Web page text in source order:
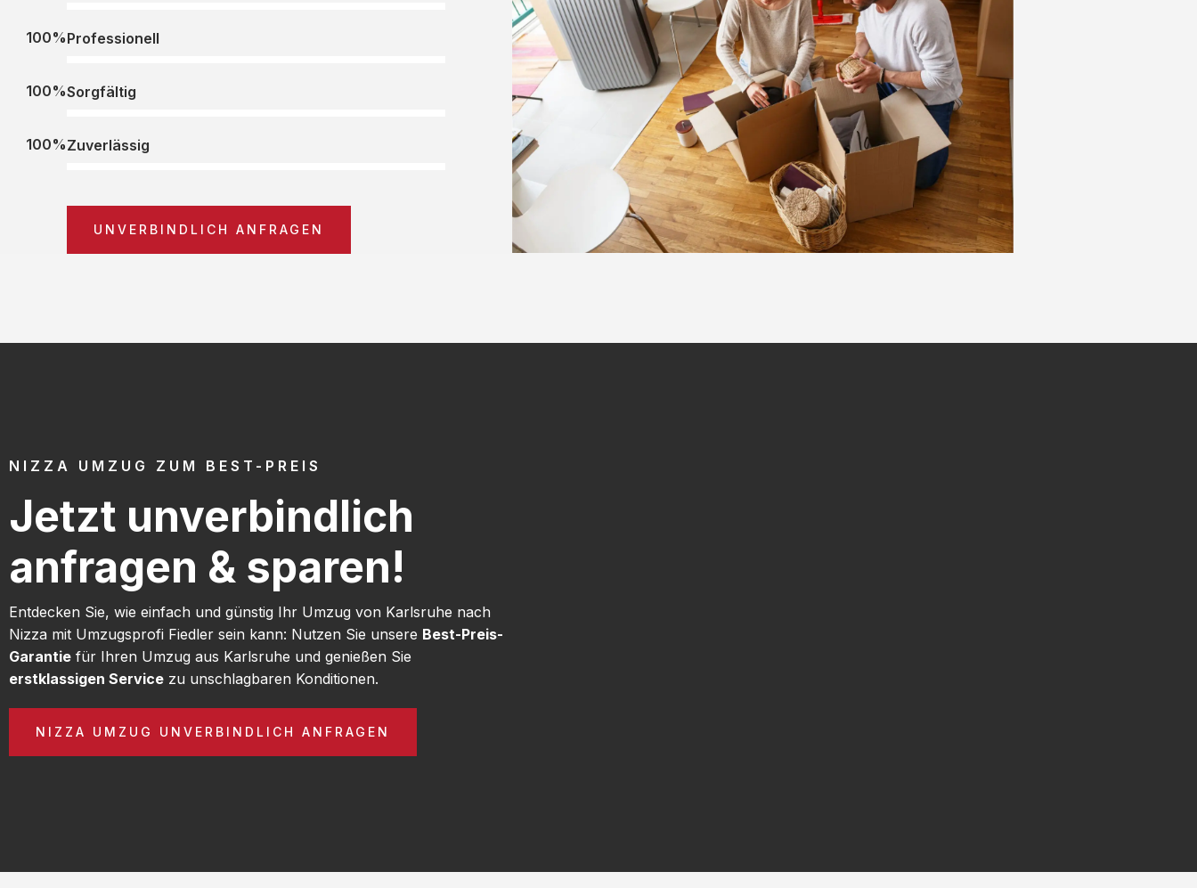
Professionell
100%
Sorgfältig
100%
Zuverlässig
100%
UNVERBINDLICH ANFRAGEN
NIZZA UMZUG ZUM BEST-PREIS
Jetzt unverbindlich
anfragen & sparen!
Entdecken Sie, wie einfach und günstig Ihr Umzug von Karlsruhe nach
Nizza mit Umzugsprofi Fiedler sein kann: Nutzen Sie unsere Best-Preis-
Garantie für Ihren Umzug aus Karlsruhe und genießen Sie
erstklassigen Service zu unschlagbaren Konditionen.
NIZZA UMZUG UNVERBINDLICH ANFRAGEN